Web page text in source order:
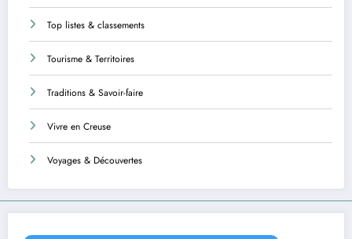
Top listes & classements
Tourisme & Territoires
Traditions & Savoir-faire
Vivre en Creuse
Voyages & Découvertes